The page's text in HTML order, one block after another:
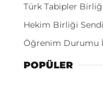
Türk Tabipler
Hekim Birliği
Öğrenim Durumu
POPÜLER